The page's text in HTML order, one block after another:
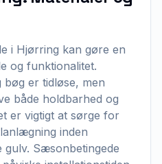
i Hjørring kan gøre en
og funktionalitet.
er tidløse, men
både holdbarhed og
er vigtigt at sørge for
inden
gulv. Sæsonbetingede